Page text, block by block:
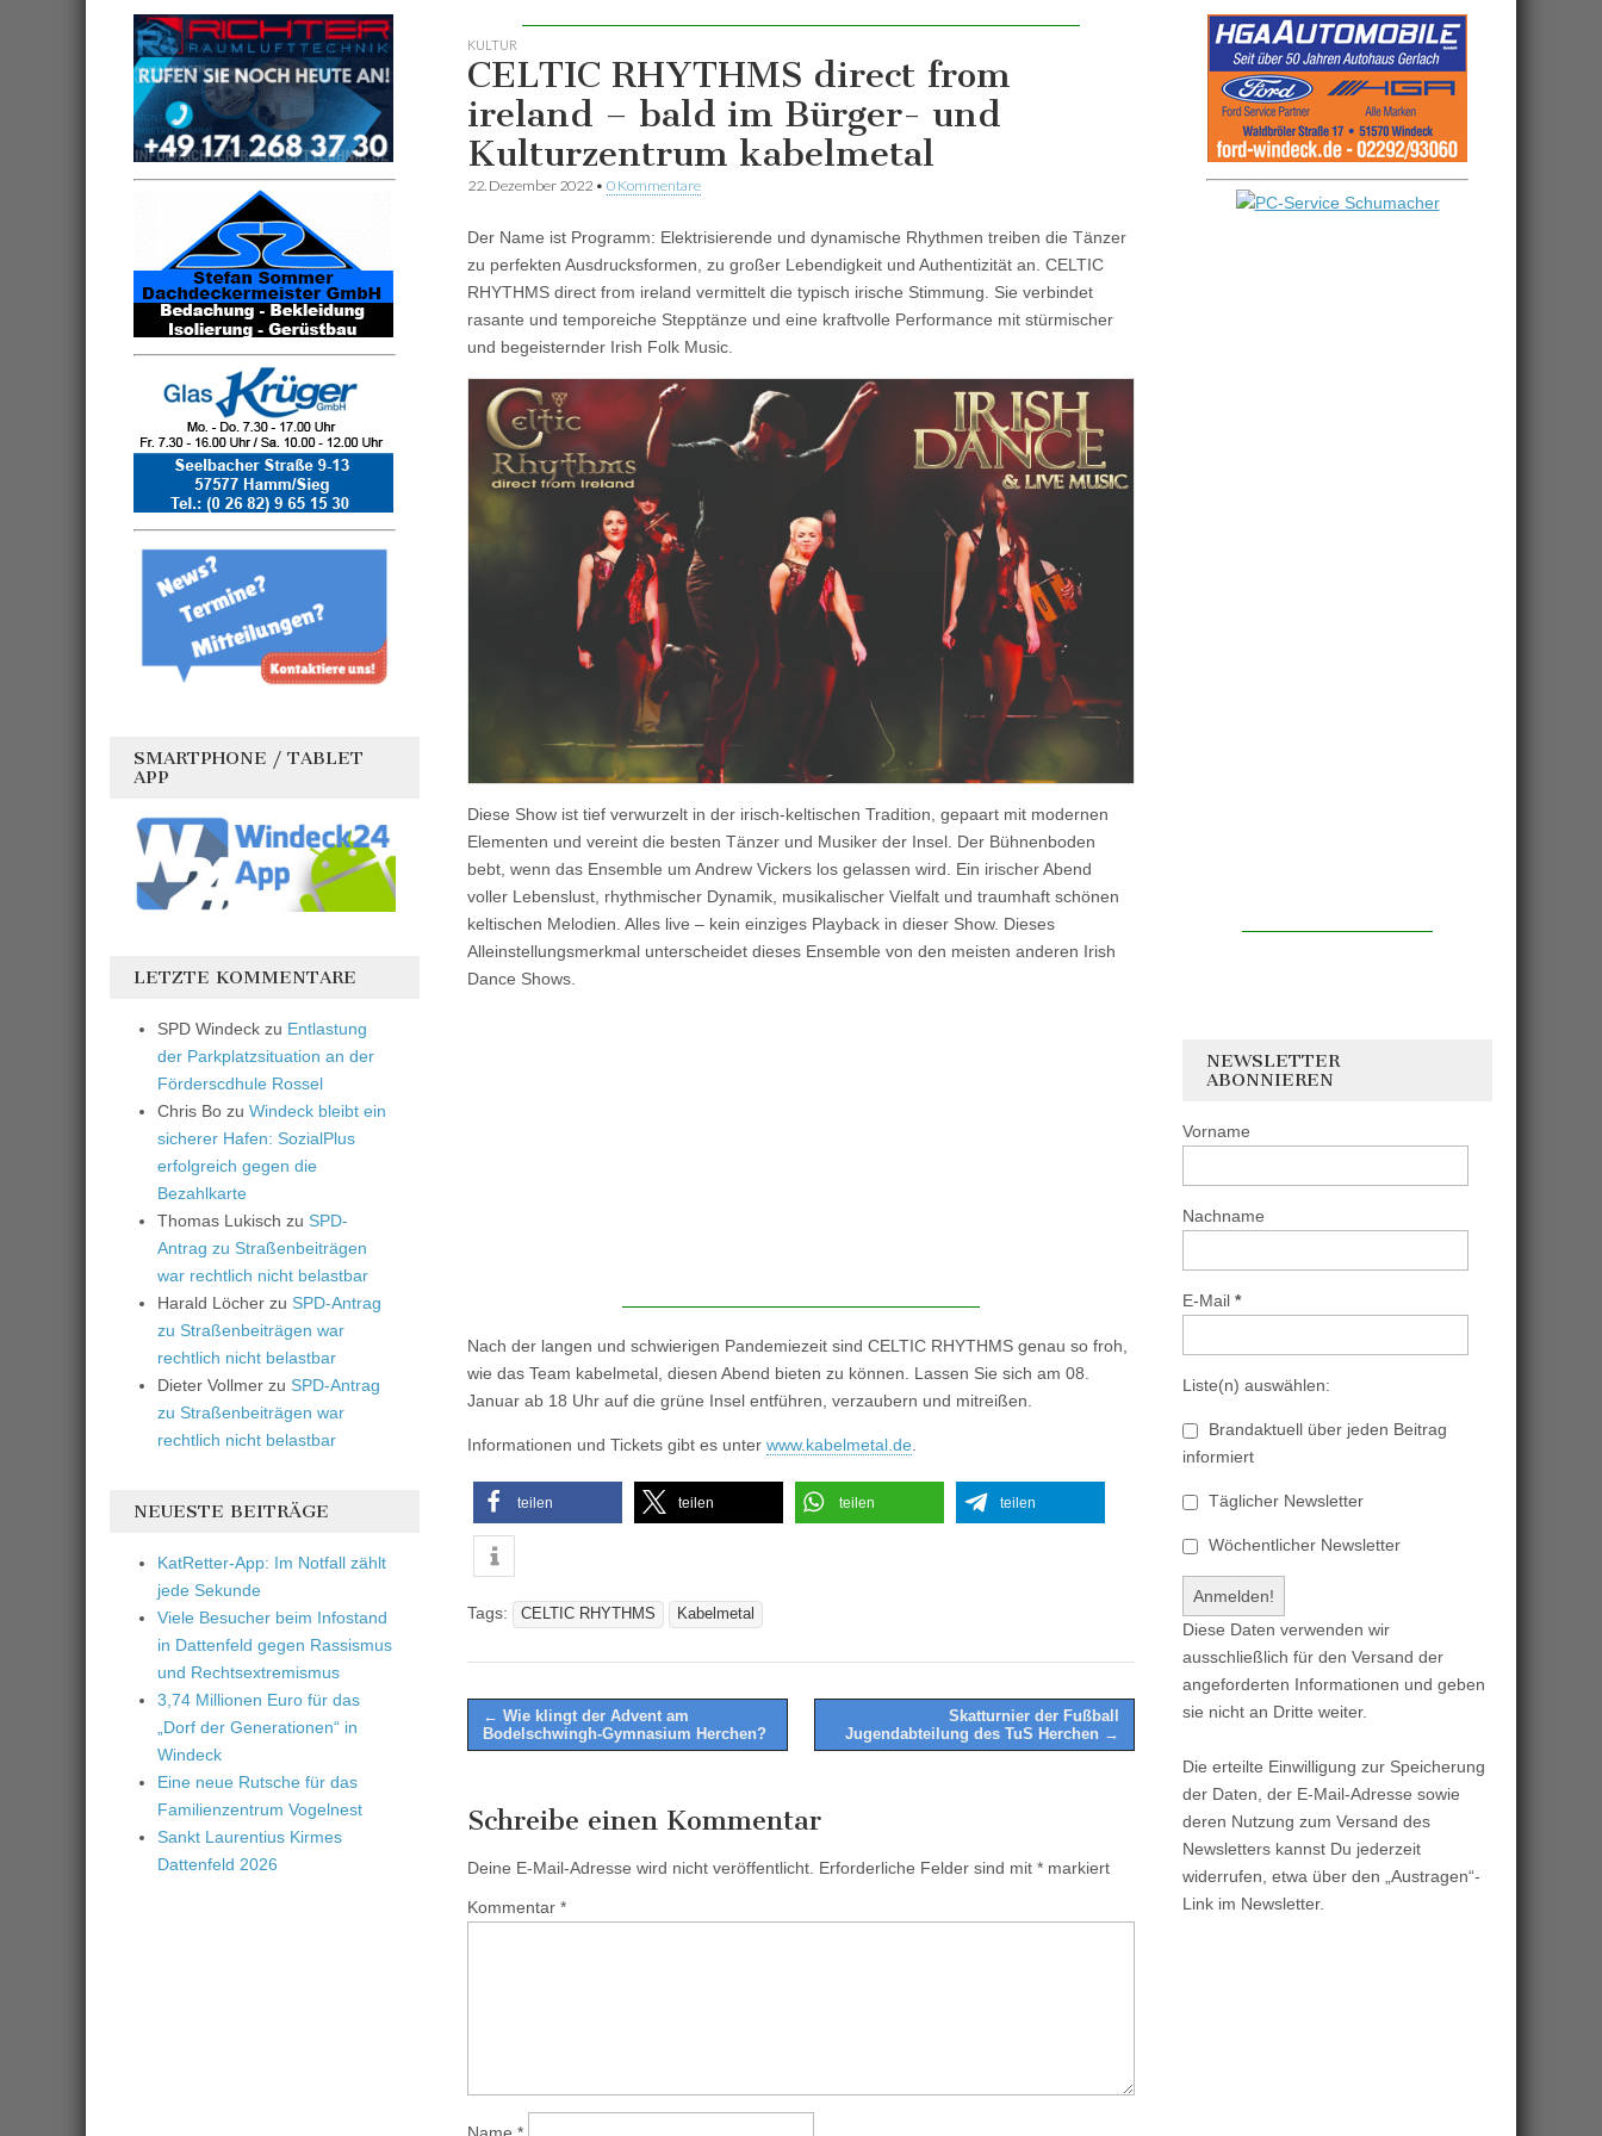
KULTUR
CELTIC RHYTHMS direct from
ireland – bald im Bürger- und
Kulturzentrum kabelmetal
22. Dezember 2022 • 0 Kommentare
Der Name ist Programm: Elektrisierende und dynamische Rhythmen treiben die Tänzer
zu perfekten Ausdrucksformen, zu großer Lebendigkeit und Authentizität an. CELTIC
RHYTHMS direct from ireland vermittelt die typisch irische Stimmung. Sie verbindet
rasante und temporeiche Stepptänze und eine kraftvolle Performance mit stürmischer
und begeisternder Irish Folk Music.
Diese Show ist tief verwurzelt in der irisch-keltischen Tradition, gepaart mit modernen
Elementen und vereint die besten Tänzer und Musiker der Insel. Der Bühnenboden
bebt, wenn das Ensemble um Andrew Vickers los gelassen wird. Ein irischer Abend
voller Lebenslust, rhythmischer Dynamik, musikalischer Vielfalt und traumhaft schönen
keltischen Melodien. Alles live – kein einziges Playback in dieser Show. Dieses
Alleinstellungsmerkmal unterscheidet dieses Ensemble von den meisten anderen Irish
Dance Shows.
Nach der langen und schwierigen Pandemiezeit sind CELTIC RHYTHMS genau so froh,
wie das Team kabelmetal, diesen Abend bieten zu können. Lassen Sie sich am 08.
Januar ab 18 Uhr auf die grüne Insel entführen, verzaubern und mitreißen.
Informationen und Tickets gibt es unter www.kabelmetal.de
teilen teilen teilen teilen
Tags: CELTIC RHYTHMS Kabelmetal
Post
navigation
← Wie klingt der Advent am
Bodelschwingh-Gymnasium Herchen?
Skatturnier der Fußball
Jugendabteilung des TuS Herchen →
Schreibe einen Kommentar
Deine E-Mail-Adresse wird nicht veröffentlicht. Erforderliche Felder sind mit * markiert
Kommentar *
SMARTPHONE / TABLET
APP
LETZTE KOMMENTARE
SPD Windeck zu Entlastung
der Parkplatzsituation an der
Förderscdhule Rossel
Chris Bo zu Windeck bleibt ein
sicherer Hafen: SozialPlus
erfolgreich gegen die
Bezahlkarte
Thomas Lukisch zu SPD-
Antrag zu Straßenbeiträgen
war rechtlich nicht belastbar
Harald Löcher zu SPD-Antrag
zu Straßenbeiträgen war
rechtlich nicht belastbar
Dieter Vollmer zu SPD-Antrag
zu Straßenbeiträgen war
rechtlich nicht belastbar
NEUESTE BEITRÄGE
KatRetter-App: Im Notfall zählt
jede Sekunde
Viele Besucher beim Infostand
in Dattenfeld gegen Rassismus
und Rechtsextremismus
3,74 Millionen Euro für das
„Dorf der Generationen“ in
Windeck
Eine neue Rutsche für das
Familienzentrum Vogelnest
Sankt Laurentius Kirmes
Dattenfeld 2026
NEWSLETTER
ABONNIEREN
Vorname
Nachname
E-Mail *
Liste(n) auswählen:
Brandaktuell über jeden Beitrag
informiert
Täglicher Newsletter
Wöchentlicher Newsletter
Diese Daten verwenden wir
ausschließlich für den Versand der
angeforderten Informationen und geben
sie nicht an Dritte weiter.
Die erteilte Einwilligung zur Speicherung
der Daten, der E-Mail-Adresse sowie
deren Nutzung zum Versand des
Newsletters kannst Du jederzeit
widerrufen, etwa über den „Austragen“-
Link im Newsletter.